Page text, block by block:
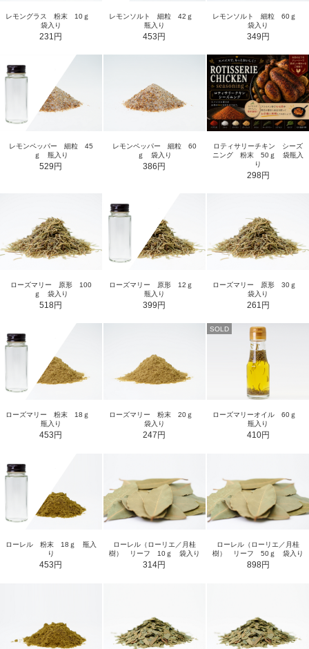
レモングラス 粉末 10ｇ
袋入り
231円
レモンソルト 細粒 42ｇ
瓶入り
453円
レモンソルト 細粒 60ｇ
袋入り
349円
レモンペッパー 細粒 45
ｇ 瓶入り
529円
レモンペッパー 細粒 60
ｇ 袋入り
386円
ロティサリーチキン シーズ
ニング 粉末 50ｇ 袋瓶入
り
298円
ローズマリー 原形 100
ｇ 袋入り
518円
ローズマリー 原形 12ｇ
瓶入り
399円
ローズマリー 原形 30ｇ
袋入り
261円
ローズマリー 粉末 18ｇ
瓶入り
453円
ローズマリー 粉末 20ｇ
袋入り
247円
SOLD
ローズマリーオイル 60ｇ
瓶入り
410円
ローレル 粉末 18ｇ 瓶入
り
453円
ローレル（ローリエ／月桂
樹） リーフ 10ｇ 袋入り
314円
ローレル（ローリエ／月桂
樹） リーフ 50ｇ 袋入り
898円